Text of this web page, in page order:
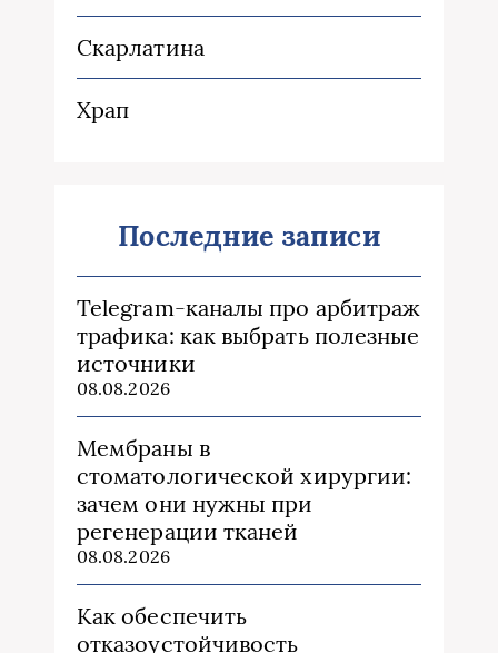
Скарлатина
Храп
Последние записи
Telegram-каналы про арбитраж
трафика: как выбрать полезные
источники
08.08.2026
Мембраны в
стоматологической хирургии:
зачем они нужны при
регенерации тканей
08.08.2026
Как обеспечить
отказоустойчивость